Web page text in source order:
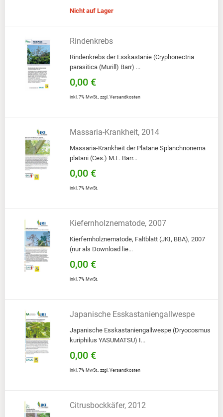
Nicht auf Lager
Rindenkrebs
Rindenkrebs der Esskastanie (Cryphonectria
parasitica (Murill) Barr) ...
0,00 €
inkl. 7% MwSt., zzgl. Versandkosten
Massaria-Krankheit, 2014
Massaria-Krankheit der Platane Splanchnonema
platani (Ces.) M.E. Barr...
0,00 €
inkl. 7% MwSt.
Kiefernholznematode, 2007
Kierfernholznematode, Faltblatt (JKI, BBA), 2007
(nur als Download lie...
0,00 €
inkl. 7% MwSt.
Japanische Esskastaniengallwespe
Japanische Esskastaniengallwespe (Dryocosmus
kuriphilus YASUMATSU) I...
0,00 €
inkl. 7% MwSt., zzgl. Versandkosten
Citrusbockkäfer, 2012